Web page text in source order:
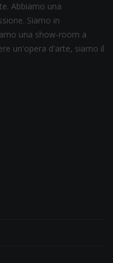
Abbiamo una
Siamo in
una show-room a
un'opera d'arte, siamo il